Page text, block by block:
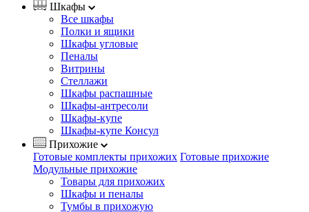
Шкафы
Все шкафы
Полки и ящики
Шкафы угловые
Пеналы
Витрины
Стеллажи
Шкафы распашные
Шкафы-антресоли
Шкафы-купе
Шкафы-купе Консул
Прихожие
Готовые комплекты прихожих Готовые прихожие
Модульные прихожие
Товары для прихожих
Шкафы и пеналы
Тумбы в прихожую